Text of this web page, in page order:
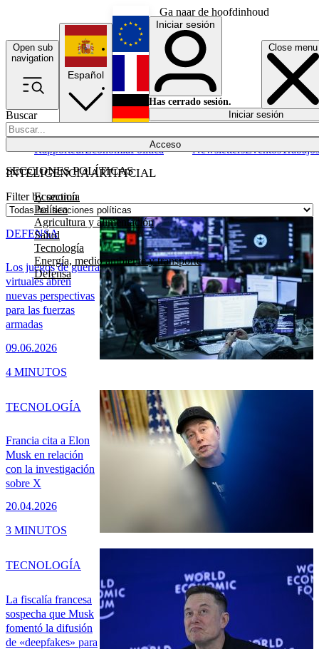
Ga naar de hoofdinhoud
Open sub
navigation
Close menu
Buscar
Acceso
SECCIONES POLÍTICAS
Economía
Política
Agricultura y alimentación
Salud
Tecnología
Energía, medio ambiente y transporte
Defensa
RapporteurEconomíaPolítica NewslettersEventosTrabajos
Español
English
Français
Iniciar sesión
Has cerrado sesión.
Iniciar sesión
INTELIGENCIA ARTIFICIAL
Filter by section
Los juegos de guerra
virtuales abren
nuevas perspectivas
para las fuerzas
armadas
09.06.2026
DEFENSA
4 MINUTOS
Francia cita a Elon
Musk en relación
con la investigación
sobre X
20.04.2026
TECNOLOGÍA
3 MINUTOS
La fiscalía francesa
sospecha que Musk
fomentó la difusión
de «deepfakes» para
TECNOLOGÍA